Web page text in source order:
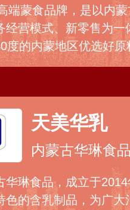
端蒙食品牌，是以内
经营模式、新零售为
度的内蒙地区优选好
干、奶制品、奶茶、
天美华乳
内蒙古华琳食
华琳食品，成立于
色的含乳制品，为广